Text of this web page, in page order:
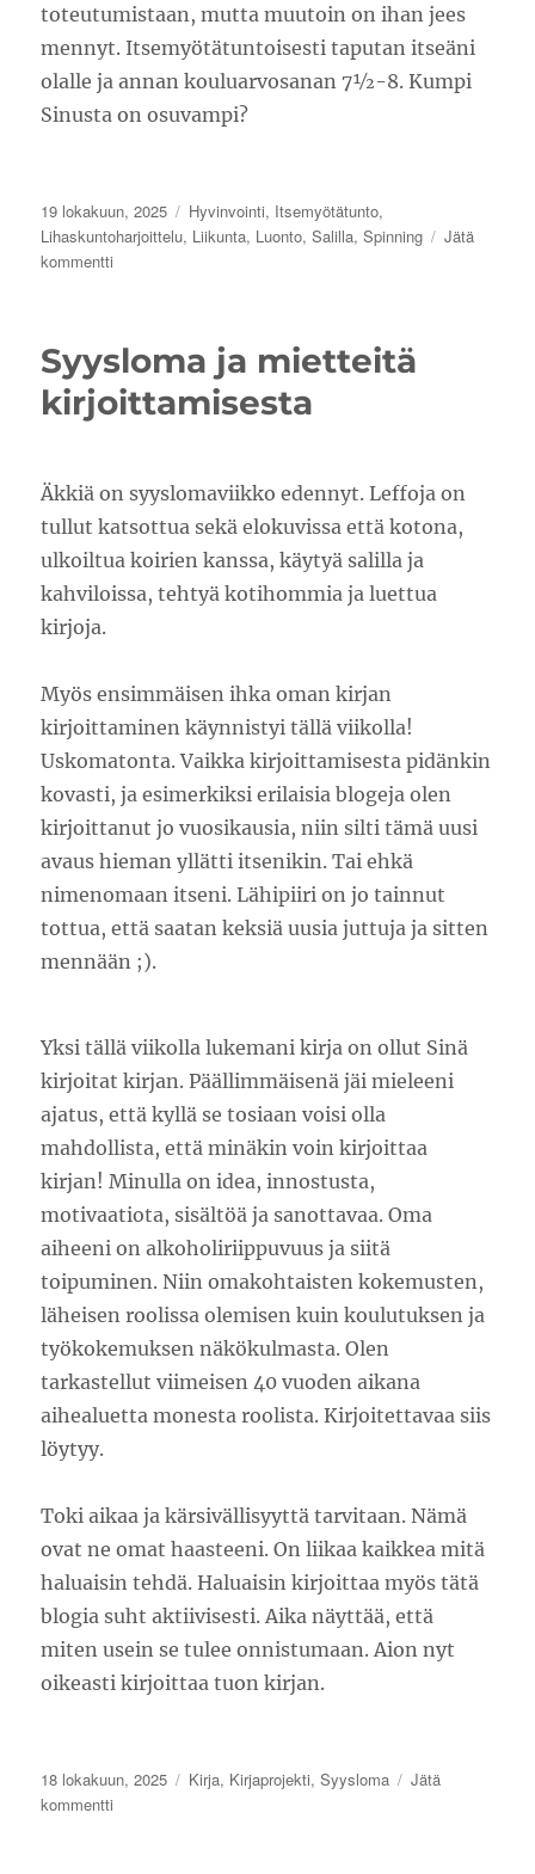
toteutumistaan, mutta muutoin on ihan jees
mennyt. Itsemyötätuntoisesti taputan itseäni
olalle ja annan kouluarvosanan 7½-8. Kumpi
Sinusta on osuvampi?
Julkaistu
19 lokakuun, 2025 Kategoriat
Hyvinvointi, Itsemyötätunto,
Lihaskuntoharjoittelu, Liikunta, Luonto,Salilla,Spinning
Jätä
kommentti
Syysloma ja mietteitä
kirjoittamisesta
Äkkiä on syyslomaviikko edennyt. Leffoja on
tullut katsottua sekä elokuvissa että kotona,
ulkoiltua koirien kanssa, käytyä salilla ja
kahviloissa, tehtyä kotihommia ja luettua
kirjoja.
Myös ensimmäisen ihka oman kirjan
kirjoittaminen käynnistyi tällä viikolla!
Uskomatonta. Vaikka kirjoittamisesta pidänkin
kovasti, ja esimerkiksi erilaisia blogeja olen
kirjoittanut jo vuosikausia, niin silti tämä uusi
avaus hieman yllätti itsenikin. Tai ehkä
nimenomaan itseni. Lähipiiri on jo tainnut
tottua, että saatan keksiä uusia juttuja ja sitten
mennään ;).
Yksi tällä viikolla lukemani kirja on ollut Sinä
kirjoitat kirjan. Päällimmäisenä jäi mieleeni
ajatus, että kyllä se tosiaan voisi olla
mahdollista, että minäkin voin kirjoittaa
kirjan! Minulla on idea, innostusta,
motivaatiota, sisältöä ja sanottavaa. Oma
aiheeni on alkoholiriippuvuus ja siitä
toipuminen. Niin omakohtaisten kokemusten,
läheisen roolissa olemisen kuin koulutuksen ja
työkokemuksen näkökulmasta. Olen
tarkastellut viimeisen 40 vuoden aikana
aihealuetta monesta roolista. Kirjoitettavaa siis
löytyy.
Toki aikaa ja kärsivällisyyttä tarvitaan. Nämä
ovat ne omat haasteeni. On liikaa kaikkea mitä
haluaisin tehdä. Haluaisin kirjoittaa myös tätä
blogia suht aktiivisesti. Aika näyttää, että
miten usein se tulee onnistumaan. Aion nyt
oikeasti kirjoittaa tuon kirjan.
Julkaistu
18 lokakuun, 2025 Kategoriat
Kirja, Kirjaprojekti,Syysloma
Jätä
kommentti